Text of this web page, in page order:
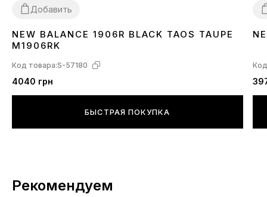
Добавить
3637 3839404142 4344
NEW BALANCE 1906R BLACK TAOS TAUPE
M1906RK
Код товара:S-57180
4040 грн
БЫСТРАЯ ПОКУПКА
Рекомендуем